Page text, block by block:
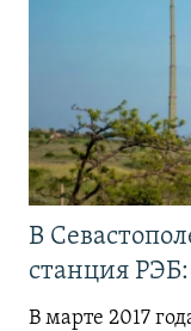
В
станция РЭБ:
В марте 2017